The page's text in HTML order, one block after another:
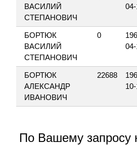
ВАСИЛИЙ
СТЕПАНОВИЧ
БОРТЮК
ВАСИЛИЙ
СТЕПАНОВИЧ
0
БОРТЮК
АЛЕКСАНДР
ИВАНОВИЧ
22688
По Вашему запросу